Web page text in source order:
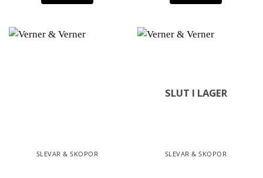
SLEVAR & SKOPOR
SLUT I LAGER
SLEVAR & SKOPOR